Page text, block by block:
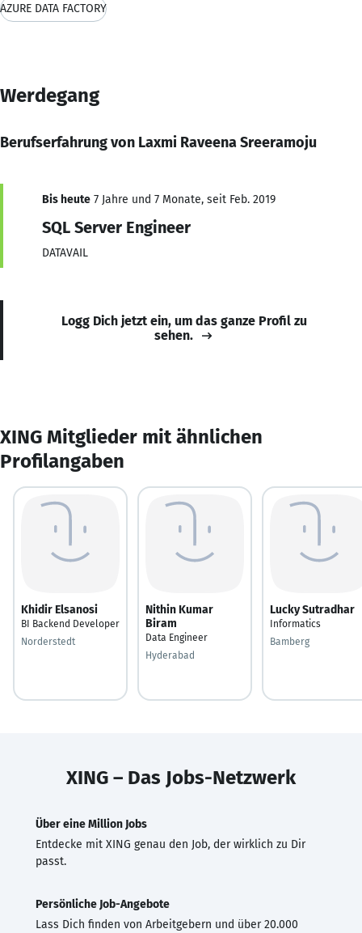
AZURE DATA FACTORY
Werdegang
Berufserfahrung von Laxmi Raveena Sreeramoju
Bis heute 7 Jahre und 7 Monate, seit Feb. 2019
SQL Server Engineer
DATAVAIL
Logg Dich jetzt ein, um das ganze Profil zu
sehen.
XING Mitglieder mit ähnlichen
Profilangaben
Khidir Elsanosi
BI Backend Developer
Norderstedt
Nithin Kumar
Biram
Data Engineer
Hyderabad
Lucky Sutradhar
Informatics
Bamberg
XING – Das Jobs-Netzwerk
Über eine Million Jobs
Entdecke mit XING genau den Job, der wirklich zu Dir
passt.
Persönliche Job-Angebote
Lass Dich finden von Arbeitgebern und über 20.000